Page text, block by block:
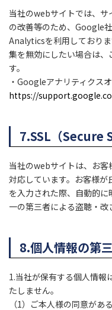
当社のwebサイトでは、サ
の改善等のため、Google
Analyticsを利用しており
集を無効にしたい場合は、
す。
・Googleアナリティクス
https://
7.SSL（Secure
当社のwebサイトは、お客
対応しています。お客様
を入力された際、自動的
一の第三者による盗聴・改
8.個人情報の第
1.当社が保有する個人情報
たしません。
（1）ご本人様の同意があ